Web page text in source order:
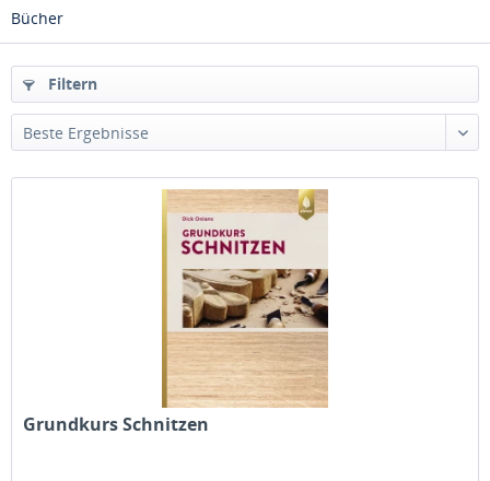
Bücher
Filtern
Grundkurs Schnitzen